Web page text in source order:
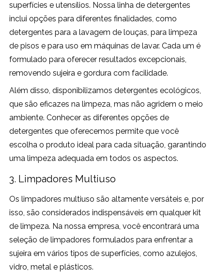
superfícies e utensílios. Nossa linha de detergentes
inclui opções para diferentes finalidades, como
detergentes para a lavagem de louças, para limpeza
de pisos e para uso em máquinas de lavar. Cada um é
formulado para oferecer resultados excepcionais,
removendo sujeira e gordura com facilidade.
Além disso, disponibilizamos detergentes ecológicos,
que são eficazes na limpeza, mas não agridem o meio
ambiente. Conhecer as diferentes opções de
detergentes que oferecemos permite que você
escolha o produto ideal para cada situação, garantindo
uma limpeza adequada em todos os aspectos.
3. Limpadores Multiuso
Os limpadores multiuso são altamente versáteis e, por
isso, são considerados indispensáveis em qualquer kit
de limpeza. Na nossa empresa, você encontrará uma
seleção de limpadores formulados para enfrentar a
sujeira em vários tipos de superfícies, como azulejos,
vidro, metal e plásticos.